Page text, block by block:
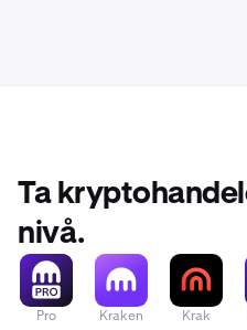
Ta
nivå.
Pro Kraken Krak